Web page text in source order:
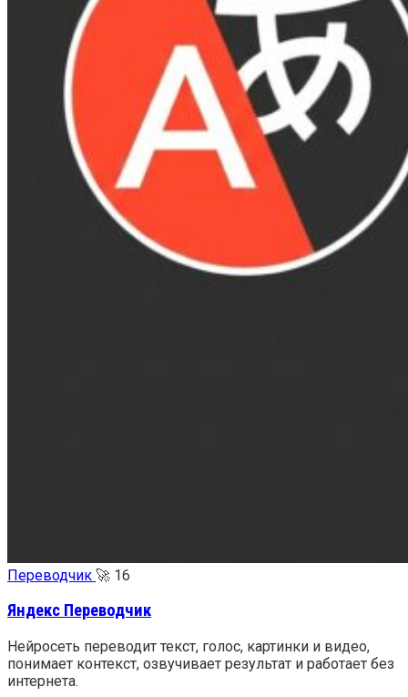
Переводчик 🚀 16
Яндекс Переводчик
Нейросеть переводит текст, голос, картинки и видео,
понимает контекст, озвучивает результат и работает без
интернета.